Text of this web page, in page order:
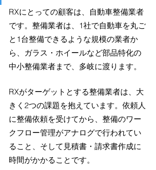
RXにとっての顧客は、自動車整備業者
です。整備業者は、1社で自動車を丸ご
と1台整備できるような規模の業者か
ら、ガラス・ホイールなど部品特化の
中小整備業者まで、多岐に渡ります。
RXがターゲットとする整備業者は、大
きく2つの課題を抱えています。依頼人
に整備依頼を受けてから、整備のワー
クフロー管理がアナログで行われてい
ること、そして見積書・請求書作成に
時間がかかることです。